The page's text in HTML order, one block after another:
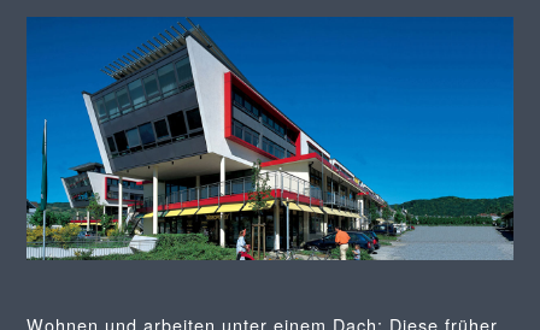
Wohnen und arbeiten unter einem Dach: Diese früher